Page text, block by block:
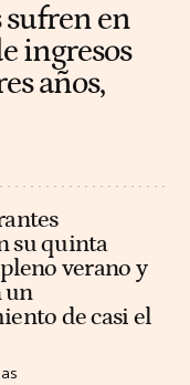
sufren en
ingresos
años,
su quinta
verano y
un
de casi el